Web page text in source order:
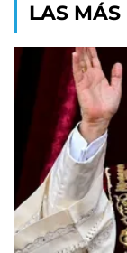
LAS MÁS